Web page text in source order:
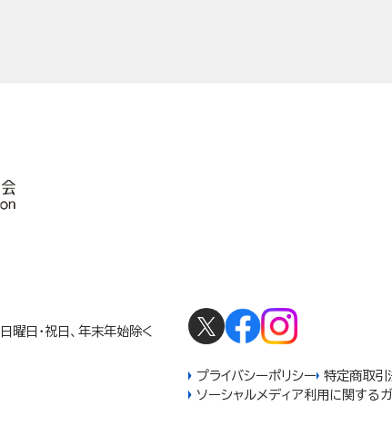
日・祝日、年末年始除く
プライバシーポリシー 特定商取引
ソーシャルメディア利用に関するガ